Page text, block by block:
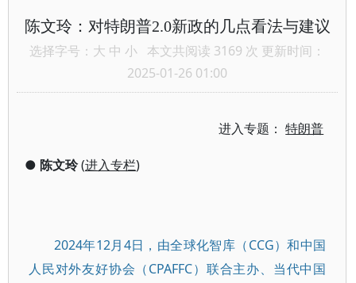
陈文玲：对特朗普2.0新政的几点看法与建议
选择字号： 大 中 小 本文共阅读 3169 次 更新时间：
2025-01-26 01:00
进入专题：特朗普
● 陈文玲(进入专栏)
2024年12月4日，由全球化智库（CCG）和中国
人民对外友好协会（CPAFFC）联合主办、当代中国